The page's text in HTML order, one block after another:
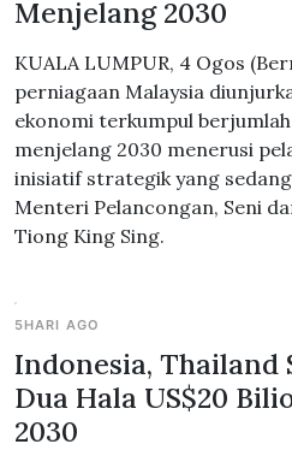
Menjelang 2030
KUALA LUMPUR, 4 Ogos
perniagaan Malaysia
ekonomi terkumpul
menjelang 2030 menerusi
inisiatif strategik yang
Menteri Pelancongan, Seni
Tiong King Sing.
5HARI AGO
Indonesia, Thailand
Dua Hala US$20
2030